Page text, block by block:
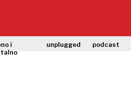
i
unplugged podcast